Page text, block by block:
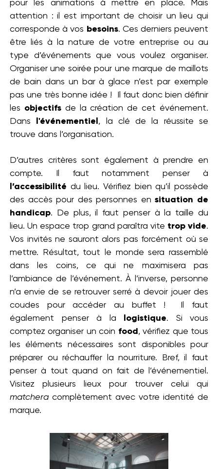
pour les animations à mettre en place. Mais
attention : il est important de choisir un lieu qui
corresponde à vos besoins. Ces derniers peuvent
être liés à la nature de votre entreprise ou au
type d’événements que vous voulez organiser.
Organiser une soirée pour une marque de maillots
de bain dans un bar à glace n’est par exemple
pas une très bonne idée ! Il faut donc bien définir
les objectifsde la création de cet événement.
Dans
l'événementiel , la clé de la réussite se
trouve dans l’organisation.
D’autres critères sont également à prendre en
compte. Il faut notamment penser à
l’accessibilité du lieu. Vérifiez bien qu’il possède
des accès pour des personnes ensituation de
handicap. De plus, il faut penser à la taille du
lieu. Un espace trop grand paraîtra vite trop vide.
Vos invités ne sauront alors pas forcément où se
mettre. Résultat, tout le monde sera rassemblé
dans les coins, ce qui ne maximisera pas
l’ambiance de l’événement. À l’inverse, personne
n’a envie de se retrouver serré à devoir jouer des
coudes pour accéder au buffet ! Il faut
également penser à la
logistique. Si vous
comptez organiser un coin food , vérifiez que tous
les éléments nécessaires sont disponibles pour
préparer ou réchauffer la nourriture. Bref, il faut
penser à tout quand on fait de l’événementiel.
Visitez plusieurs lieux pour trouver celui qui
matchera complètement avec votre identité de
marque.